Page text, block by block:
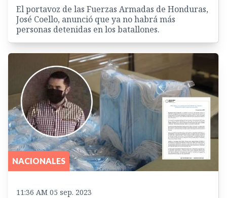
El portavoz de las Fuerzas Armadas de Honduras,
José Coello, anunció que ya no habrá más
personas detenidas en los batallones.
NACIONALES
11:36 AM 05 sep. 2023